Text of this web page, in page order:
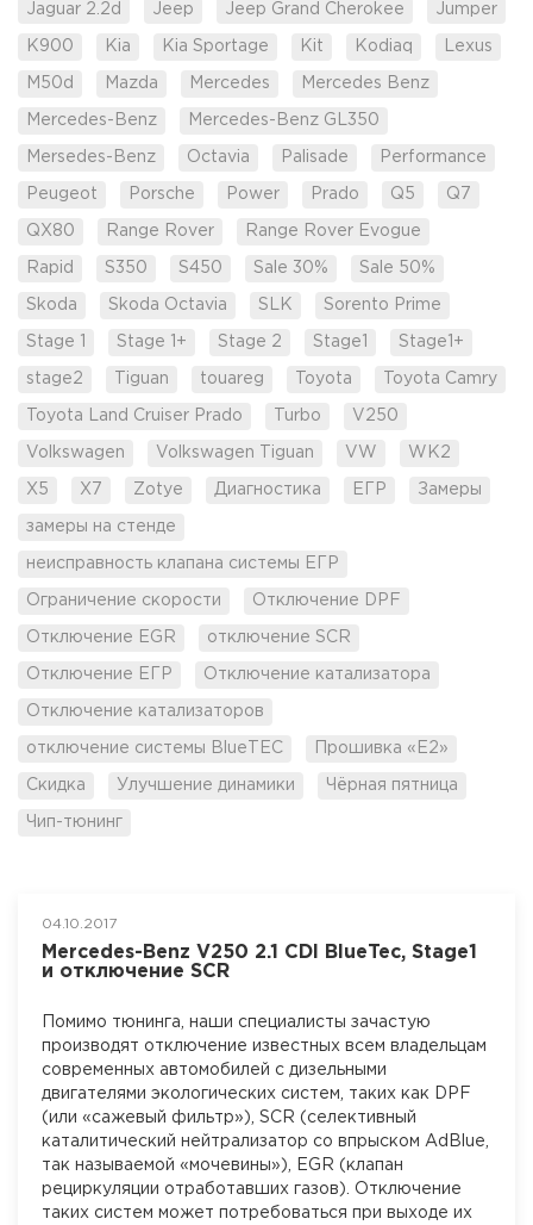
Jaguar 2.2d Jeep Jeep Grand Cherokee Jumper
K900 Kia Kia Sportage Kit Kodiaq Lexus
M50d Mazda Mercedes Mercedes Benz
Mercedes-Benz Mercedes-Benz GL350
Mersedes-Benz Octavia Palisade Performance
Peugeot Porsche Power Prado Q5 Q7
QX80 Range Rover Range Rover Evogue
Rapid S350 S450 Sale 30% Sale 50%
Skoda Skoda Octavia SLK Sorento Prime
Stage 1 Stage 1+ Stage 2 Stage1 Stage1+
stage2 Tiguan touareg Toyota Toyota Camry
Toyota Land Cruiser Prado Turbo V250
Volkswagen Volkswagen Tiguan VW WK2
X5 X7 Zotye Диагностика ЕГР Замеры
замеры на стенде
неисправность клапана системы ЕГР
Ограничение скорости Отключение DPF
Отключение EGR отключение SCR
Отключение ЕГР Отключение катализатора
Отключение катализаторов
отключение системы BlueTEC Прошивка «Е2»
Скидка Улучшение динамики Чёрная пятница
Чип-тюнинг
04.10.2017
Mercedes-Benz V250 2.1 CDI BlueTec, Stage1
и отключение SCR
Помимо тюнинга, наши специалисты зачастую
производят отключение известных всем владельцам
современных автомобилей с дизельными
двигателями экологических систем, таких как DPF
(или «сажевый фильтр»), SCR (селективный
каталитический нейтрализатор со впрыском AdBlue,
так называемой «мочевины»), EGR (клапан
рециркуляции отработавших газов). Отключение
таких систем может потребоваться при выходе их